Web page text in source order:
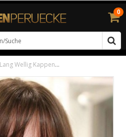
0
Lang Wellig Kappenlos Echthaar Perücken 16 Inches